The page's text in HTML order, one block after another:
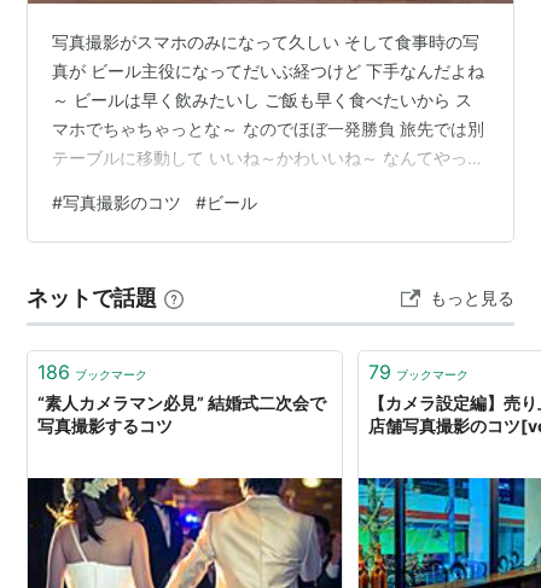
写真撮影がスマホのみになって久しい そして食事時の写
真が ビール主役になってだいぶ経つけど 下手なんだよね
～ ビールは早く飲みたいし ご飯も早く食べたいから ス
マホでちゃちゃっとな～ なのでほぼ一発勝負 旅先では別
テーブルに移動して いいね～かわいいね～ なんてやっち
も増して妙な仕上がりに… めっちゃ歪んどる 家飲みは概
ねプレモルなんだけど この間デパ地下でうっかりジャケ
スで買ったグラスを チェコでもらったコースターに置い
て ポーランドで出会ったマグネットを配置して 素敵なビ
ール啓蒙写…
#写真撮影のコツ #ビール
ネットで話題 もっと見る
186 ブックマーク
“素人カメラマン必見” 結婚式二次会で
写真撮影するコツ
79 ブックマーク
【カメラ設定編】売
店舗写真撮影のコツ